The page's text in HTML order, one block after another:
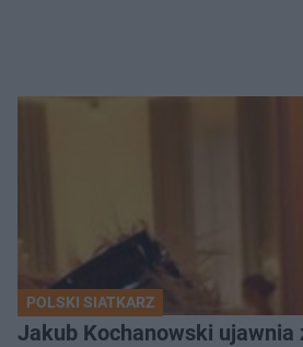
POLSKI SIATKARZ
Jakub Kochanowski ujawnia